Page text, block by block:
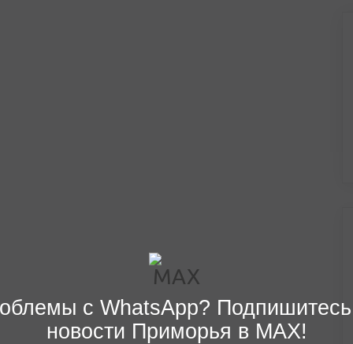
с WhatsApp?
новости Приморья в MAX!